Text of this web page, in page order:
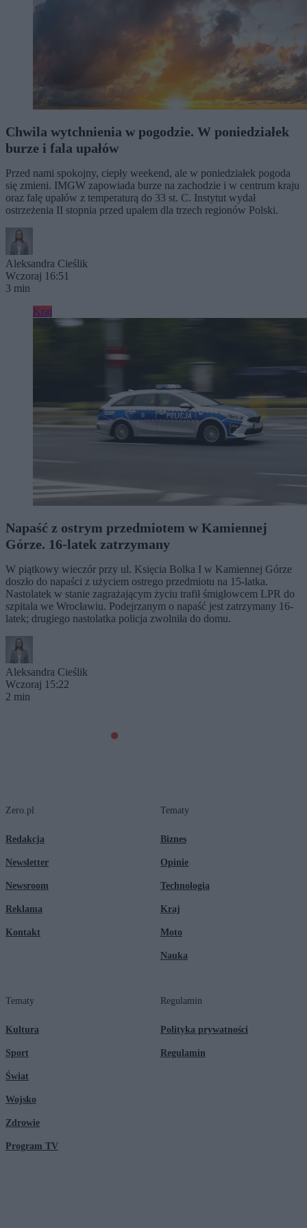
Chwila wytchnienia w pogodzie. W poniedziałek
burze i fala upałów
Przed nami spokojny, ciepły weekend, ale w poniedziałek pogoda
się zmieni. IMGW zapowiada burze na zachodzie i w centrum kraju
oraz falę upałów z temperaturą do 33 st. C. Instytut wydał
ostrzeżenia II stopnia przed upałem dla trzech regionów Polski.
Aleksandra Cieślik
Wczoraj 16:51
3 min
Kraj
Napaść z ostrym przedmiotem w Kamiennej
Górze. 16-latek zatrzymany
W piątkowy wieczór przy ul. Księcia Bolka I w Kamiennej Górze
doszło do napaści z użyciem ostrego przedmiotu na 15-latka.
Nastolatek w stanie zagrażającym życiu trafił śmigłowcem LPR do
szpitala we Wrocławiu. Podejrzanym o napaść jest zatrzymany 16-
latek; drugiego nastolatka policja zwolniła do domu.
Aleksandra Cieślik
Wczoraj 15:22
2 min
Zero.pl
Redakcja
Newsletter
Newsroom
Reklama
Kontakt
Tematy
Biznes
Opinie
Technologia
Kraj
Moto
Nauka
Tematy
Kultura
Sport
Świat
Wojsko
Zdrowie
Program TV
Regulamin
Polityka prywatności
Regulamin